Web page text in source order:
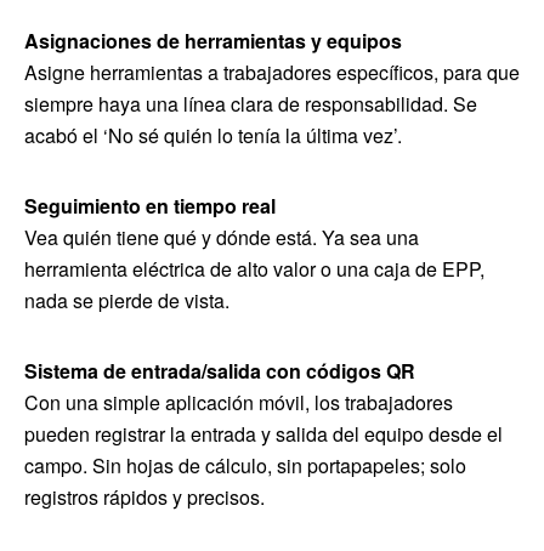
Asignaciones de herramientas y equipos
Asigne herramientas a trabajadores específicos, para que
siempre haya una línea clara de responsabilidad. Se
acabó el ‘No sé quién lo tenía la última vez’.
Seguimiento en tiempo real
Vea quién tiene qué y dónde está. Ya sea una
herramienta eléctrica de alto valor o una caja de EPP,
nada se pierde de vista.
Sistema de entrada/salidacon códigos QR
Con una simple aplicación móvil, los trabajadores
pueden registrar la entrada y salida del equipo desde el
campo. Sin hojas de cálculo, sin portapapeles; solo
registros rápidos y precisos.